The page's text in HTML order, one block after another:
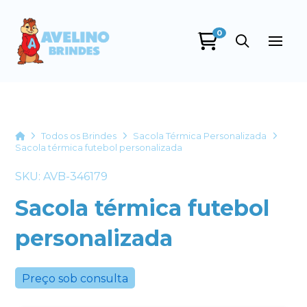
0
HomeTodos os Brindes
Sacola Térmica Personalizada
Sacola térmica futebol personalizada
SKU: AVB-346179
Sacola térmica futebol
personalizada
Preço sob consulta